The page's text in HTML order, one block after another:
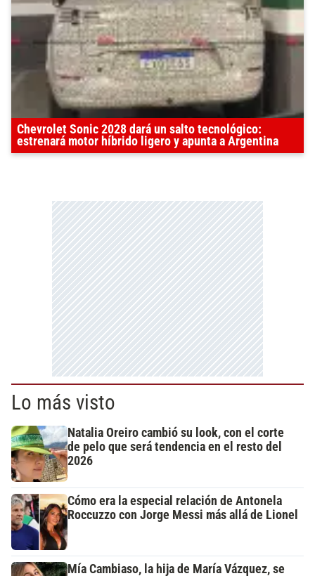
Chevrolet Sonic 2028 dará un salto tecnológico:
estrenará motor híbrido ligero y apunta a Argentina
Lo más visto
Natalia Oreiro cambió su look, con el corte
de pelo que será tendencia en el resto del
2026
Cómo era la especial relación de Antonela
Roccuzzo con Jorge Messi más allá de Lionel
Mía Cambiaso, la hija de María Vázquez, se